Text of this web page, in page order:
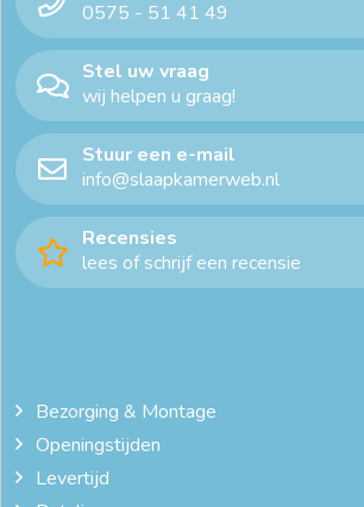
0575 - 51 41 49
Stel uw vraag
wij helpen u graag!
Stuur een e-mail
info@slaapkamerweb.nl
Recensies
lees of schrijf een recensie
Bezorging & Montage
Openingstijden
Levertijd